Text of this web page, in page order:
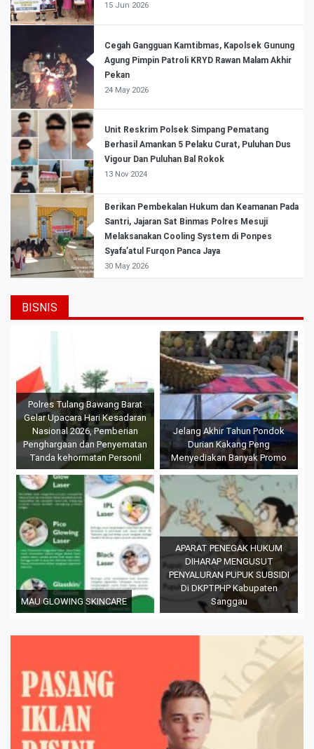
15 Jun 2026
Cegah Gangguan Kamtibmas, Kapolsek Gunung
Agung Pimpin Patroli KRYD Rawan Malam Akhir
Pekan
24 May 2026
Unit Reskrim Polsek Simpang Pematang
Berhasil Amankan 5 Pelaku Curat, Puluhan Dus
Vigour Dan Puluhan Bal Rokok
13 Nov 2024
Berikan Pembekalan Hukum dan Keamanan Pada
Santri, Jajaran Sat Binmas Polres Mesuji
Melaksanakan Cooling System di Ponpes
Syafa’atul Furqon Panca Jaya
30 May 2026
BISNIS
Polres Tulang Bawang Barat
Gelar Upacara Hari Kesadaran
Nasional 2026, Pemberian
Penghargaan dan Penyematan
Tanda kehormatan Personil
Jelang Akhir Tahun Pondok
Durian Kakang Peng
Menyediakan Banyak Promo
MAU GLOWING SKINCARE
APARAT PENEGAK HUKUM
DIHARAP MENGUSUT
PENYALURAN PUPUK SUBSIDI
Di DKPTPHP Kabupaten
Sanggau